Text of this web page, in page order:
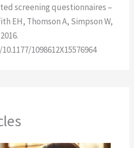
screening questionnaires –
EH, Thomson A, Simpson W,
1098612X15576964